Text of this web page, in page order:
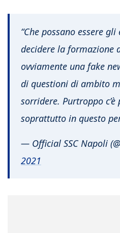
“Che possano essere
decidere la formazione
ovviamente una fake
di questioni di ambito
sorridere. Purtroppo
soprattutto in questo
— Official SSC Napoli
2021